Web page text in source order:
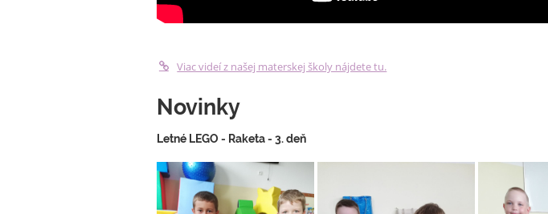
Viac videí z našej materskej školy nájdete tu.
Novinky
Letné LEGO - Raketa - 3. deň